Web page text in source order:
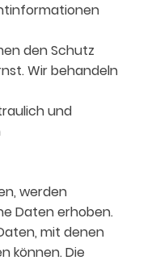
den Schutz
Wir behandeln
und
werden
Daten erhoben.
mit denen
können. Die